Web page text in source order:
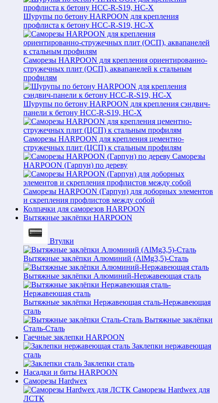
Шурупы по бетону HARPOON для крепления
профлиста к бетону HCC-R-S19, HC-X
Саморезы HARPOON для крепления ориентированно-
стружечных плит (ОСП), аквапанелей к стальным
профилям
Шурупы по бетону HARPOON для крепления сэндвич-
панели к бетону HCC-R-S19, HC-X
Саморезы HARPOON для крепления цементно-
стружечных плит (ЦСП) к стальным профилям
Саморезы
HARPOON (Гарпун) по дереву
Саморезы HARPOON (Гарпун) для доборных элементов
и скрепления профлистов между собой
Колпачки для саморезов HARPOON
Вытяжные заклёпки HARPOON
Втулки
Вытяжные заклёпки Алюминий (AlMg3,5)-Сталь
Вытяжные заклёпки Алюминий-Нержавеющая сталь
Вытяжные заклёпки Нержавеющая сталь-Нержавеющая
сталь
Вытяжные заклёпки
Сталь-Сталь
Гаечные заклепки HARPOON
Заклепки нержавеющая
сталь
Заклепки сталь
Насадки и биты HARPOON
Саморезы Hardwex
Саморезы Hardwex для
ЛСТК